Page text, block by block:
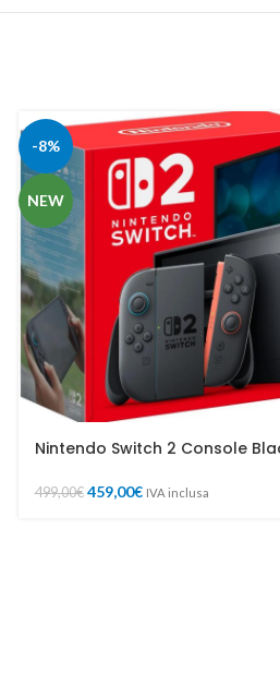
-8%
NEW
Nintendo Switch 2 Console
499,00€ 459,00€ IVA inclusa